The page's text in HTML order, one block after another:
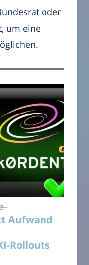
oder
um eine
Aufwand
Rollouts